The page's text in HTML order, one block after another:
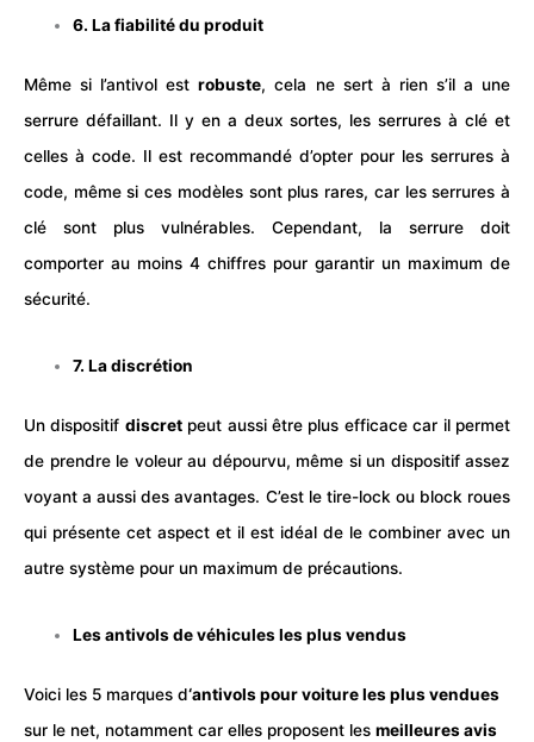
6. La fiabilité du produit
Même si l’antivol estrobuste, cela ne sert à rien s’il a une
serrure défaillant. Il y en a deux sortes, les serrures à clé et
celles à code. Il est recommandé d’opter pour les serrures à
code, même si ces modèles sont plus rares, car les serrures à
clé sont plus vulnérables. Cependant, la serrure doit
comporter au moins 4 chiffres pour garantir un maximum de
sécurité.
7. La discrétion
Un dispositif discretpeut aussi être plus efficace car il permet
de prendre le voleur au dépourvu, même si un dispositif assez
voyant a aussi des avantages. C’est le tire-lock ou block roues
qui présente cet aspect et il est idéal de le combiner avec un
autre système pour un maximum de précautions.
Les antivols de véhicules les plus vendus
Voici les 5 marques d‘antivols pour voiture les plus vendues
sur le net, notamment car elles proposent les meilleures avis